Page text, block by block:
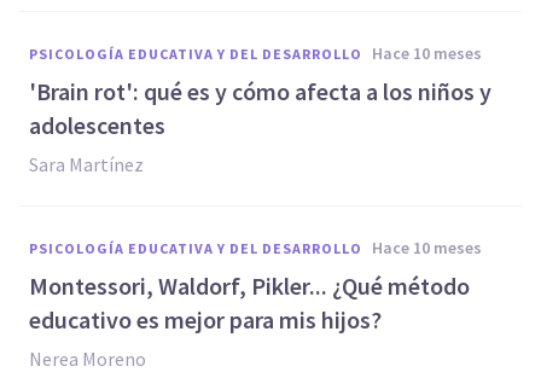
PSICOLOGÍA EDUCATIVA Y DEL DESARROLLO hace 10 meses
'Brain rot': qué es y cómo afecta a los niños y
adolescentes
Sara Martínez
PSICOLOGÍA EDUCATIVA Y DEL DESARROLLO hace 10 meses
Montessori, Waldorf, Pikler... ¿Qué método
educativo es mejor para mis hijos?
Nerea Moreno